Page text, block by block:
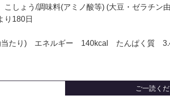
こしょう/調味料(アミノ酸等) (大豆・ゼラチン
り180日
当たり) エネルギー 140kcal たんぱく
ご一読く